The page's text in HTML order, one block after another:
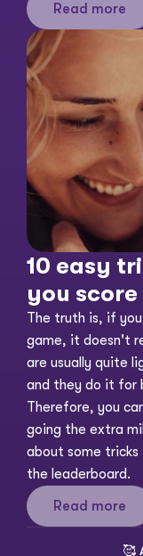
Read more
10 easy
you
The truth is, if
game, it doesn't
are usually quite
and they do it for
Therefore, you
going the extra
about some
the leaderboard.
Read more
🥰